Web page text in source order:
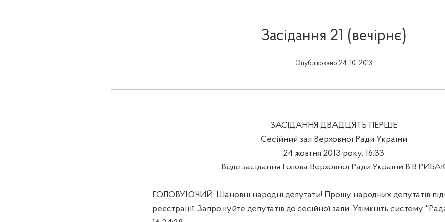
Засідання 21 (вечірнє)
Опубліковано 24. 10. 2013
ЗАСІДАННЯ ДВАДЦЯТЬ ПЕРШЕ
Сесійний зал Верховної Ради України
24 жовтня 2013 року, 16.33
Веде засідання Голова Верховної Ради України
ГОЛОВУЮЧИЙ. Шановні народні депутати! Прошу народних депутатів
реєстрації. Запрошуйте депутатів до сесійної зали. Увімкніть систему